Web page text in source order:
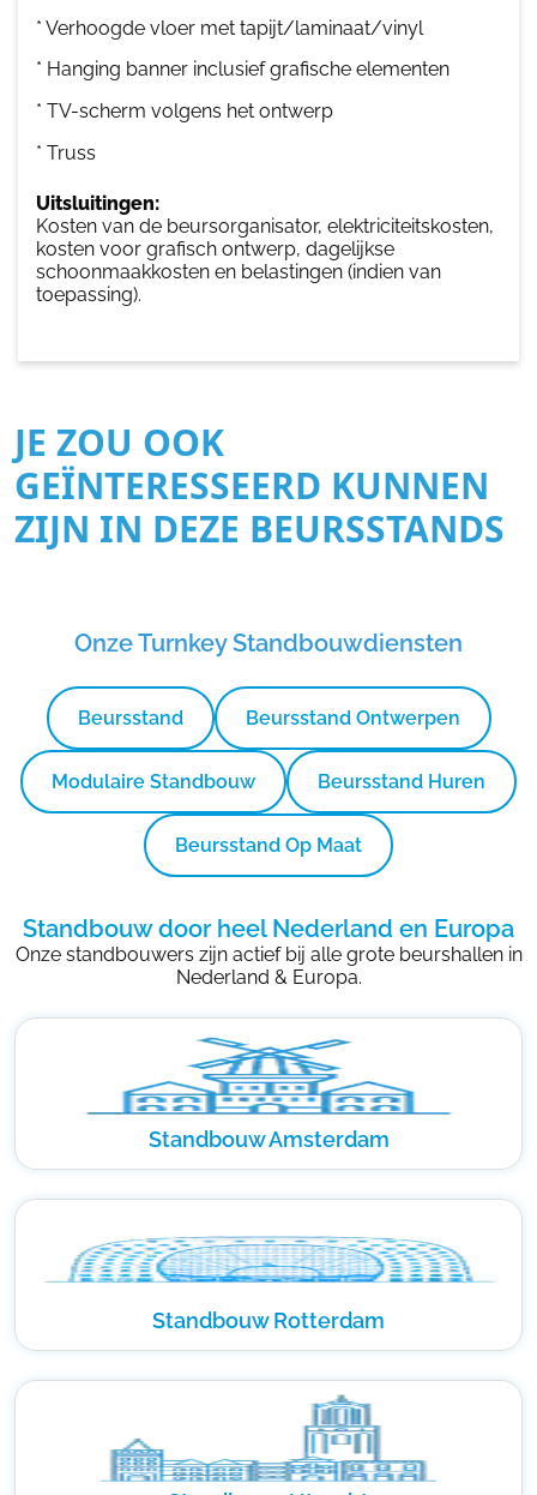
* Verhoogde vloer met tapijt/laminaat/vinyl
* Hanging banner inclusief grafische elementen
* TV-scherm volgens het ontwerp
* Truss
Uitsluitingen:
Kosten van de beursorganisator, elektriciteitskosten,
kosten voor grafisch ontwerp, dagelijkse
schoonmaakkosten en belastingen (indien van
toepassing).
JE ZOU OOK
GEÏNTERESSEERD KUNNEN
ZIJN IN DEZE BEURSSTANDS
Onze Turnkey Standbouwdiensten
Beursstand Beursstand Ontwerpen
Modulaire Standbouw Beursstand Huren
Beursstand Op Maat
Standbouw door heel Nederland en Europa
Onze standbouwers zijn actief bij alle grote beurshallen in
Nederland & Europa.
Standbouw Amsterdam
Standbouw Rotterdam